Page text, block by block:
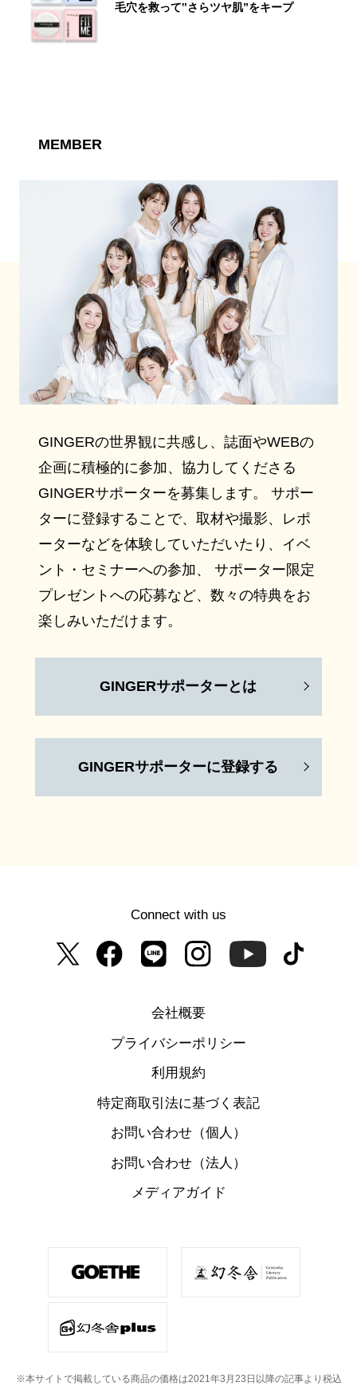
毛穴を救って‟さらツヤ肌”をキープ
MEMBER
GINGERの世界観に共感し、誌面やWEBの
企画に積極的に参加、協力してくださる
GINGERサポーターを募集します。 サポー
ターに登録することで、取材や撮影、レポ
ーターなどを体験していただいたり、イベ
ント・セミナーへの参加、 サポーター限定
プレゼントへの応募など、数々の特典をお
楽しみいただけます。
GINGERサポーターとは
GINGERサポーターに登録する
Connect with us
会社概要
プライバシーポリシー
利用規約
特定商取引法に基づく表記
お問い合わせ（個人）
お問い合わせ（法人）
メディアガイド
※本サイトで掲載している商品の価格は2021年3月23日以降の記事より税込